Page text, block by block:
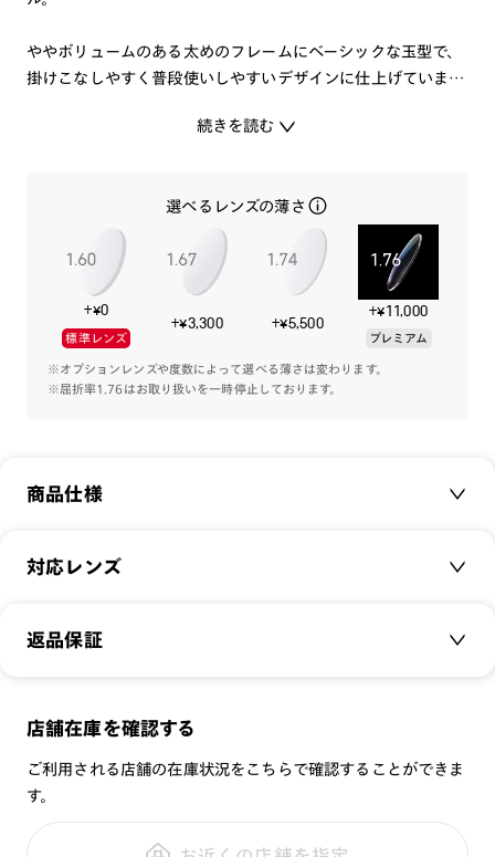
ややボリュームのある太めのフレームにベーシックな玉型で、
掛けこなしやすく普段使いしやすいデザインに仕上げていま
人気のカラーリングで取り揃えました。
※こちらの商品のカラー・柄によっては個体差がございます。
※ラバーモダン部分は、ご自身でも調整が可能です。折り曲げ
を何度も繰り返すと、破損に繋がる可能性があるのでご注意く
続きを読む
選べるレンズの薄さ
+¥0
標準レンズ
+¥3,300 +¥5,500
+¥11,000
プレミアム
※オプションレンズや度数によって選べる薄さは変わります。
※屈折率1.76はお取り扱いを一時停止しております。
商品仕様
商品名：
サイズ：
シリーズ： STANDARD
性別： MEN
鼻パッド：
対応レンズ
クリアレンズ（常用・老眼鏡用）
JINS SCREEN
可視光調光UVダブルカットレンズ
可視光調光SCREEN
調光レンズ
返品保証
メガネの度数が合わなくなっても、
全国の店舗で無料フィッティング
修理のご相談もいつでもお気軽に
店舗在庫を確認する
ご利用される店舗の在庫状況をこちらで確認することができま
す。